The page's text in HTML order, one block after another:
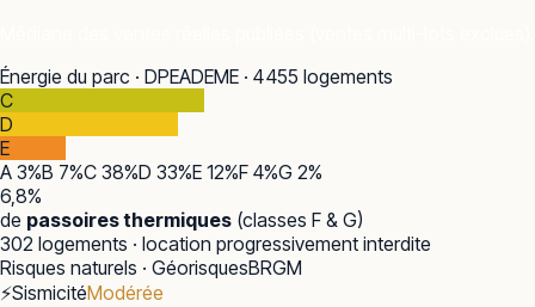
Énergie du parc · DPEADEME · 4 455 logements
C
D
E
A 3%B 7%C 38%D 33%E 12%F 4%G 2%
6,8%
de passoires thermiques (classes F & G)
302 logements · location progressivement interdite
Risques naturels · GéorisquesBRGM
⚡SismicitéModérée